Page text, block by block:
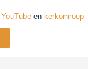
YouTube en kerkomroep